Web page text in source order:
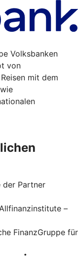
Volksbanken
von
mit dem
der Partner
–
FinanzGruppe für